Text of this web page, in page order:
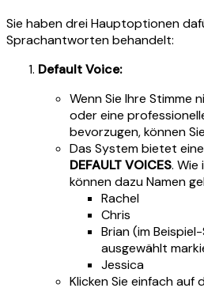
Sie haben drei Hauptoptionen
Sprachantworten behandelt:
Default Voice:
Wenn Sie Ihre Stimme
oder eine
bevorzugen, können
Das System bietet
DEFAULT VOICES. Wie
können dazu Namen
Rachel
Chris
Brian (im
ausgewählt
Jessica
Klicken Sie einfach auf